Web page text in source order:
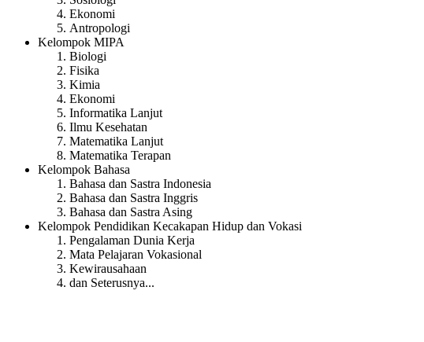
Ekonomi
Antropologi
Kelompok MIPA
Biologi
Fisika
Kimia
Ekonomi
Informatika Lanjut
Ilmu Kesehatan
Matematika Lanjut
Matematika Terapan
Kelompok Bahasa
Bahasa dan Sastra Indonesia
Bahasa dan Sastra Inggris
Bahasa dan Sastra Asing
Kelompok Pendidikan Kecakapan Hidup dan Vokasi
Pengalaman Dunia Kerja
Mata Pelajaran Vokasional
Kewirausahaan
dan Seterusnya...